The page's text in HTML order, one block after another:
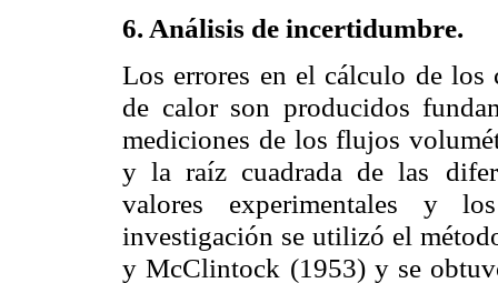
6. Análisis de incertidumbre.
Los errores en el cálculo de los
de calor son producidos
mediciones de los flujos
y la raíz cuadrada de las
valores
experimentales y
investigación se utilizó el
y McClintock (1953) y se